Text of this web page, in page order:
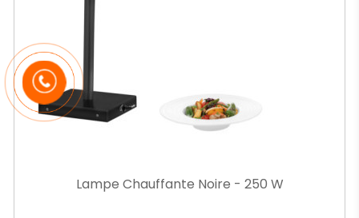
Lampe Chauffante Noire - 250 W